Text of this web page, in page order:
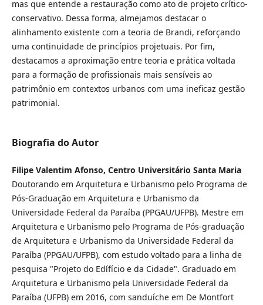
mas que entende a restauração como ato de projeto crítico-
conservativo. Dessa forma, almejamos destacar o
alinhamento existente com a teoria de Brandi, reforçando
uma continuidade de princípios projetuais. Por fim,
destacamos a aproximação entre teoria e prática voltada
para a formação de profissionais mais sensíveis ao
patrimônio em contextos urbanos com uma ineficaz gestão
patrimonial.
Biografia do Autor
Filipe Valentim Afonso, Centro Universitário Santa Maria
Doutorando em Arquitetura e Urbanismo pelo Programa de
Pós-Graduação em Arquitetura e Urbanismo da
Universidade Federal da Paraíba (PPGAU/UFPB). Mestre em
Arquitetura e Urbanismo pelo Programa de Pós-graduação
de Arquitetura e Urbanismo da Universidade Federal da
Paraíba (PPGAU/UFPB), com estudo voltado para a linha de
pesquisa "Projeto do Edífício e da Cidade". Graduado em
Arquitetura e Urbanismo pela Universidade Federal da
Paraíba (UFPB) em 2016, com sanduíche em De Montfort